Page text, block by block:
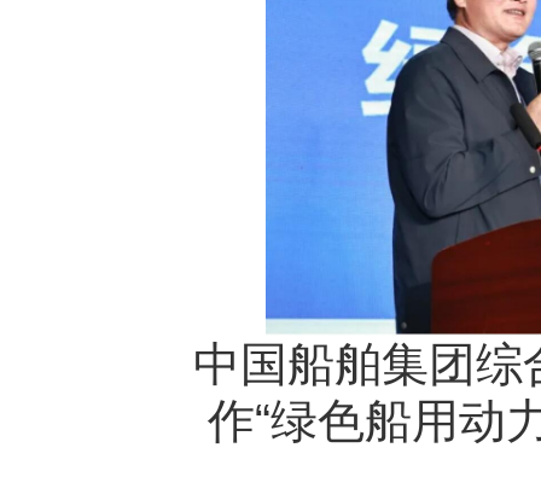
中国船舶集团
作“绿色船用动